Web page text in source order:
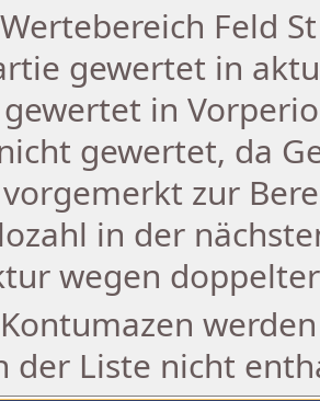
Wertebereich Feld
gewertet in
in
gewertet, da
vorgemerkt zur
in der
wegen
Kontumazen
der Liste nicht